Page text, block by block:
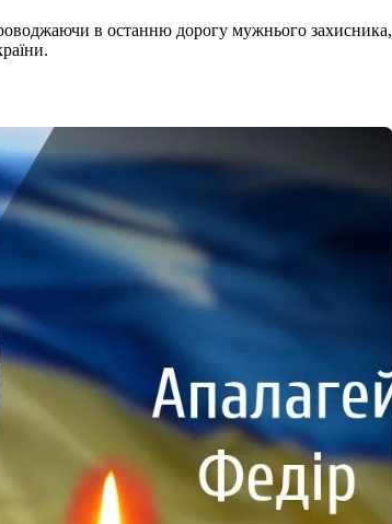
в останню дорогу мужнього захисника,